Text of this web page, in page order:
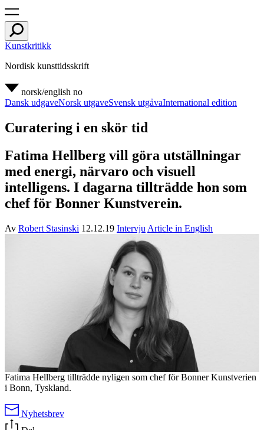
Kunstkritikk
Nordisk kunsttidsskrift
norsk/english no
Dansk udgaveNorsk utgaveSvensk utgåvaInternational edition
Curatering i en skör tid
Fatima Hellberg vill göra utställningar
med energi, närvaro och visuell
intelligens. I dagarna tillträdde hon som
chef för Bonner Kunstverein.
Av Robert Stasinski 12.12.19 Intervju Article in English
Fatima Hellberg tillträdde nyligen som chef för Bonner Kunstverien
i Bonn, Tyskland.
Nyhetsbrev